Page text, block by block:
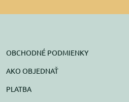
OBCHODNÉ PODMIENKY
AKO OBJEDNAŤ
PLATBA